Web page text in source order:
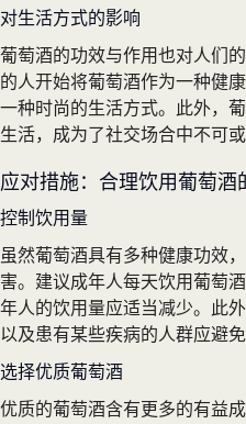
对生活方式的影响
葡萄酒的功效与作用也对人们
的人开始将葡萄酒作为一种健
一种时尚的生活方式。此外，
生活，成为了社交场合中不可或
应对措施：合理饮用葡萄酒
控制饮用量
虽然葡萄酒具有多种健康功效
害。建议成年人每天饮用葡萄
年人的饮用量应适当减少。此
以及患有某些疾病的人群应避免
选择优质葡萄酒
优质的葡萄酒含有更多的有益